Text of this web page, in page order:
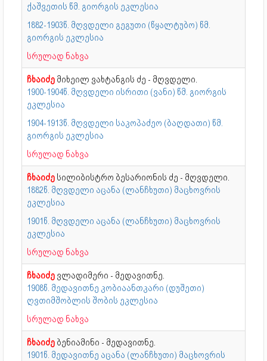
ქაშვეთის წმ. გიორგის ეკლესია
1882-1903წ. მღვდელი გეგუთი (წყალტუბო) წმ.
გიორგის ეკლესია
სრულად ნახვა
ჩხაიძე მიხეილ ვახტანგის ძე - მღვდელი.
1900-1904წ. მღვდელი ისრითი (ვანი) წმ. გიორგის
ეკლესია
1904-1913წ. მღვდელი საკოპაძეო (ბაღდათი) წმ.
გიორგის ეკლესია
სრულად ნახვა
ჩხაიძე სილიბისტრო ბესარიონის ძე - მღვდელი.
1882წ. მღვდელი აცანა (ლანჩხუთი) მაცხოვრის
ეკლესია
1901წ. მღვდელი აცანა (ლანჩხუთი) მაცხოვრის
ეკლესია
სრულად ნახვა
ჩხაიძე ვლადიმერი - მედავითნე.
1908წ. მედავითნე კობიაანთკარი (დუშეთი)
ღვთიმშობლის შობის ეკლესია
სრულად ნახვა
ჩხაიძე ბენიამინი - მედავითნე.
1901წ. მედავითნე აცანა (ლანჩხუთი) მაცხოვრის